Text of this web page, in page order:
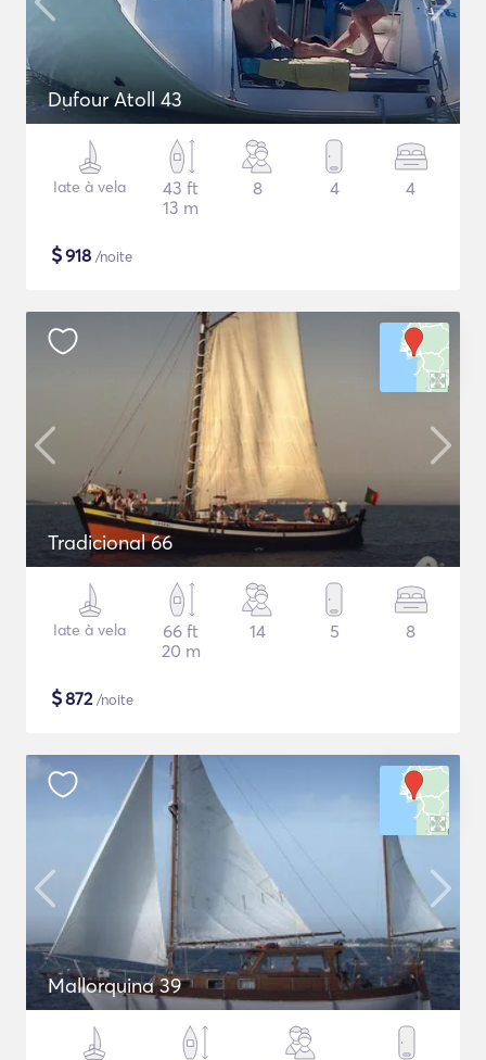
Dufour Atoll 43
Iate à vela
43 ft
13 m
8 4 4
$918 /noite
Tradicional 66
Iate à vela
66 ft
20 m
14 5 8
$872/noite
Mallorquina 39